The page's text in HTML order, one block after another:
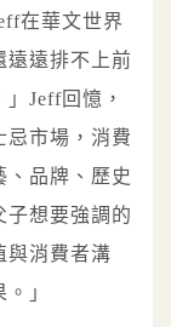
在華文世界
遠遠排不上前
Jeff回憶，
忌市場，消費
、品牌、歷史
想要強調的
與消費者溝
」